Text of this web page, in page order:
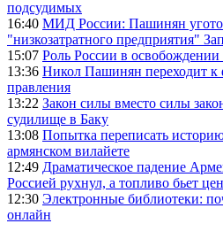
подсудимых
16:40 МИД России: Пашинян
"низкозатратного предприятия"
15:07 Роль России в
13:36 Никол Пашинян переходит к
правления
13:22 Закон силы вместо силы
судилище в Баку
13:08 Попытка переписать
армянском вилайете
12:49 Драматическое падение
Россией рухнул, а топливо бьет
12:30 Электронные библиотеки:
онлайн